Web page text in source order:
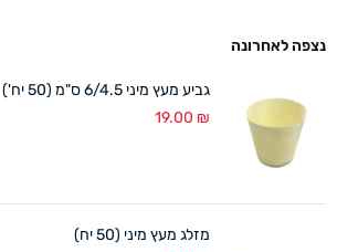
נצפה לאחרונה
גביע מעץ מיני 6/4.5 ס"מ (50 יח')
19.00 ₪
מזלג מעץ מיני (50 יח)